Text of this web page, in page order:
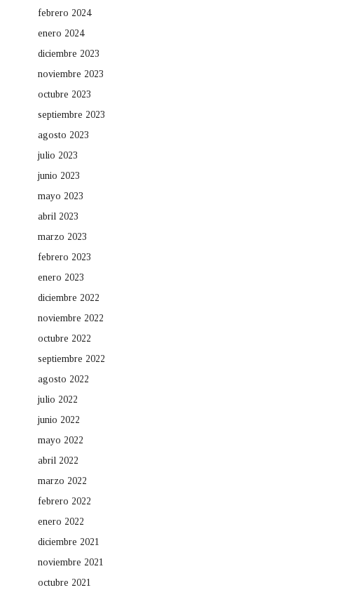
febrero 2024
enero 2024
diciembre 2023
noviembre 2023
octubre 2023
septiembre 2023
agosto 2023
julio 2023
junio 2023
mayo 2023
abril 2023
marzo 2023
febrero 2023
enero 2023
diciembre 2022
noviembre 2022
octubre 2022
septiembre 2022
agosto 2022
julio 2022
junio 2022
mayo 2022
abril 2022
marzo 2022
febrero 2022
enero 2022
diciembre 2021
noviembre 2021
octubre 2021